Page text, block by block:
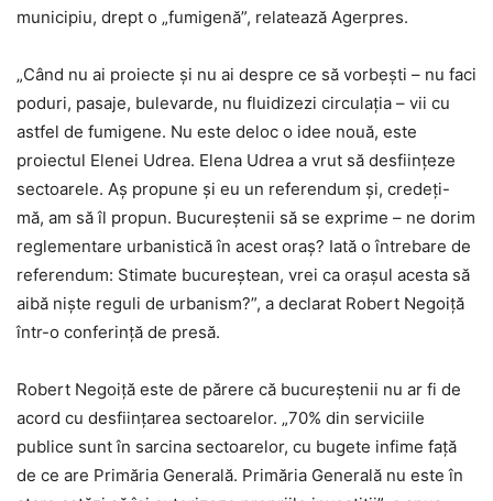
municipiu, drept o „fumigenă”, relatează Agerpres.
„Când nu ai proiecte și nu ai despre ce să vorbești – nu faci
poduri, pasaje, bulevarde, nu fluidizezi circulația – vii cu
astfel de fumigene. Nu este deloc o idee nouă, este
proiectul Elenei Udrea. Elena Udrea a vrut să desființeze
sectoarele. Aș propune și eu un referendum și, credeți-
mă, am să îl propun. Bucureștenii să se exprime – ne dorim
reglementare urbanistică în acest oraș? Iată o întrebare de
referendum: Stimate bucureștean, vrei ca orașul acesta să
aibă niște reguli de urbanism?”, a declarat Robert Negoiță
într-o conferință de presă.
Robert Negoiță este de părere că bucureștenii nu ar fi de
acord cu desființarea sectoarelor. „70% din serviciile
publice sunt în sarcina sectoarelor, cu bugete infime față
de ce are Primăria Generală. Primăria Generală nu este în